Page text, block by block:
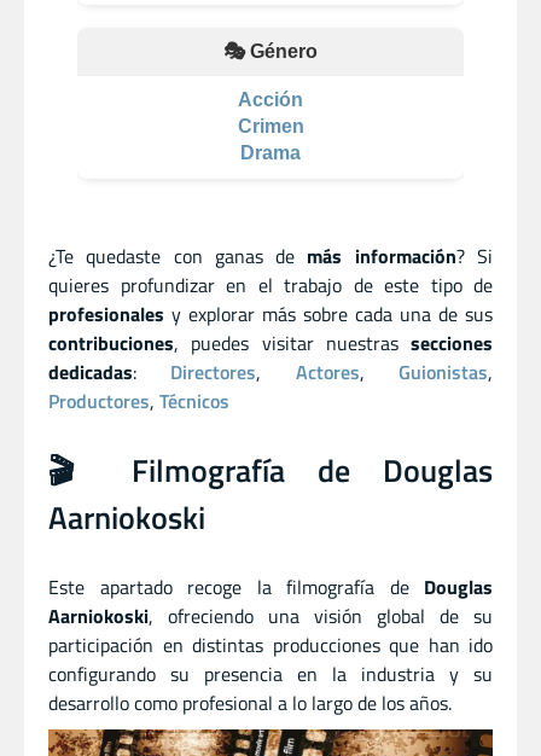
🎭 Género
Acción
Crimen
Drama
¿Te quedaste con ganas de más información? Si
quieres profundizar en el trabajo de este tipo de
profesionales y explorar más sobre cada una de sus
contribuciones, puedes visitar nuestras secciones
dedicadas: Directores, Actores,Guionistas,
Productores, Técnicos
🎬 Filmografía de Douglas
Aarniokoski
Este apartado recoge la filmografía de Douglas
Aarniokoski, ofreciendo una visión global de su
participación en distintas producciones que han ido
configurando su presencia en la industria y su
desarrollo como profesional a lo largo de los años.